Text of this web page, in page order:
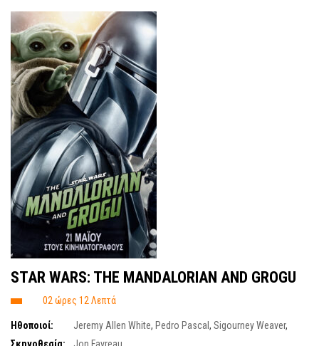
STAR WARS: THE MANDALORIAN AND GROGU
02 ώρες 12 Λεπτά
Ηθοποιοί: Jeremy Allen White, Pedro Pascal , Sigourney Weaver,
Steve Blum,Martin Scorsese